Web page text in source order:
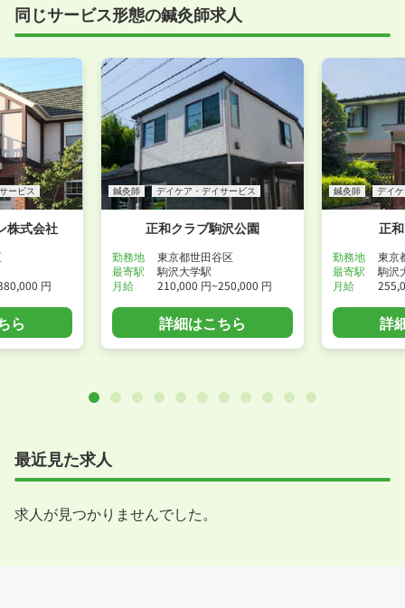
同じサービス形態の鍼灸師求人
ービス
株式会社
円
ら
鍼灸師 デイケア・デイサービス
正和クラブ駒沢公園
勤務地
東京都世田谷区
最寄駅
駒沢大学駅
月給
210,000 円~250,000 円
詳細はこちら
鍼灸師 デイ
正
勤務地
東京
最寄駅
駒沢
月給
詳
最近見た求人
求人が見つかりませんでした。